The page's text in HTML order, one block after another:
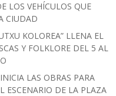
LOS VEHÍCULOS QUE
CIUDAD
KOLOREA” LLENA EL
Y FOLKLORE DEL 5 AL
LAS OBRAS PARA
ESCENARIO DE LA PLAZA